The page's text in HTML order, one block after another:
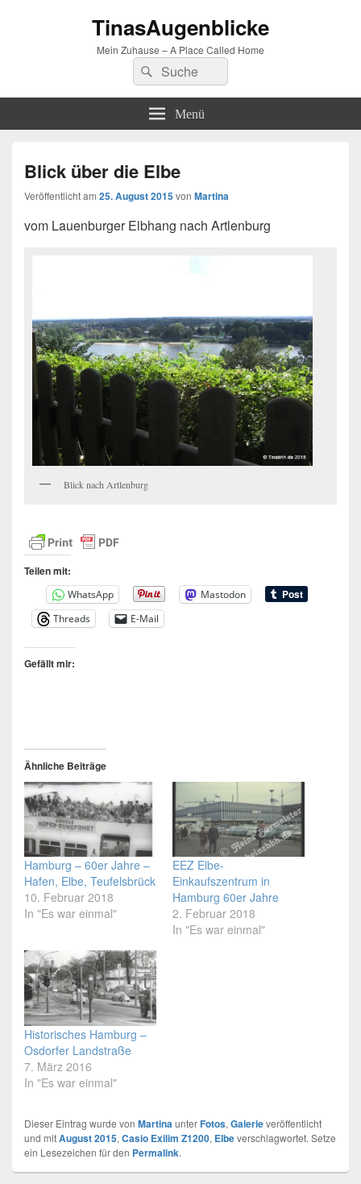
TinasAugenblicke
Mein Zuhause – A Place Called Home
Suchen
nach:
Suchen
Menü
Blick über die Elbe
Veröffentlicht am 25. August 2015von Martina
vom Lauenburger Elbhang nach Artlenburg
Blick nach Artlenburg
Teilen mit:
WhatsApp
Mastodon
Threads
E-Mail
Gefällt mir:
Ähnliche Beiträge
Hamburg – 60er Jahre –
Hafen, Elbe, Teufelsbrück
10. Februar 2018
In "Es war einmal"
EEZ Elbe-
Einkaufszentrum in
Hamburg 60er Jahre
2. Februar 2018
In "Es war einmal"
Historisches Hamburg –
Osdorfer Landstraße
7. März 2016
In "Es war einmal"
Dieser Eintrag wurde von MartinaunterFotos, Galerieveröffentlicht
und mitAugust 2015, Casio Exilim Z1200, Elbeverschlagwortet. Setze
ein Lesezeichen für den Permalink.